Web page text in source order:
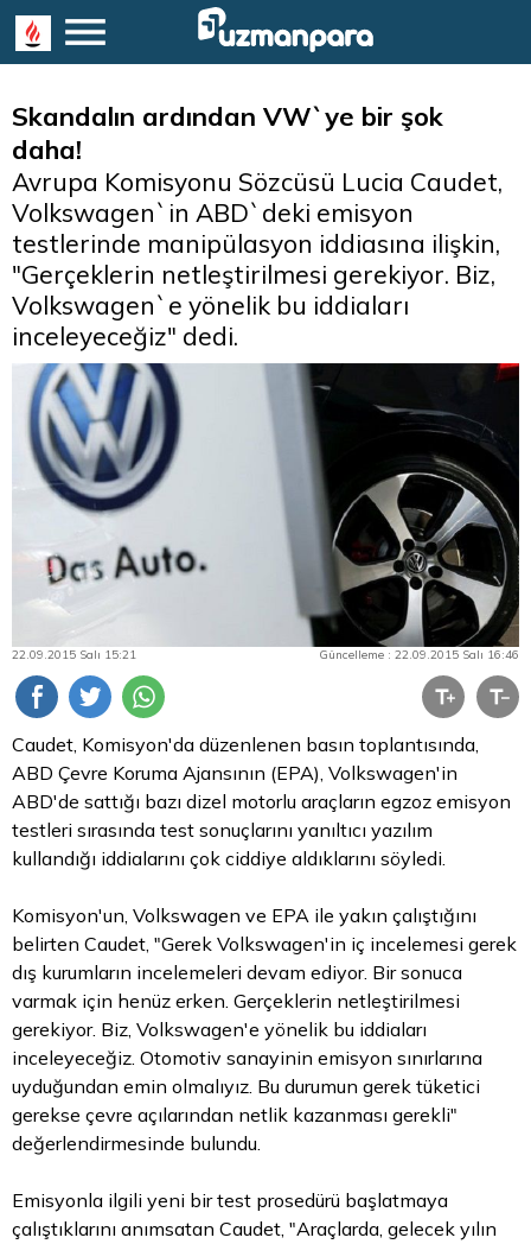
Skandalın ardından VW`ye bir şok
daha!
Avrupa Komisyonu Sözcüsü Lucia Caudet,
Volkswagen`in ABD`deki emisyon
testlerinde manipülasyon iddiasına ilişkin,
"Gerçeklerin netleştirilmesi gerekiyor. Biz,
Volkswagen`e yönelik bu iddiaları
inceleyeceğiz" dedi.
22.09.2015 Salı 15:21 Güncelleme : 22.09.2015 Salı 16:46
Caudet, Komisyon'da düzenlenen basın toplantısında,
ABD Çevre Koruma Ajansının (EPA), Volkswagen'in
ABD'de sattığı bazı dizel motorlu araçların egzoz emisyon
testleri sırasında test sonuçlarını yanıltıcı yazılım
kullandığı iddialarını çok ciddiye aldıklarını söyledi.
Komisyon'un, Volkswagen ve EPA ile yakın çalıştığını
belirten Caudet, "Gerek Volkswagen'in iç incelemesi gerek
dış kurumların incelemeleri devam ediyor. Bir sonuca
varmak için henüz erken. Gerçeklerin netleştirilmesi
gerekiyor. Biz, Volkswagen'e yönelik bu iddiaları
inceleyeceğiz. Otomotiv sanayinin emisyon sınırlarına
uyduğundan emin olmalıyız. Bu durumun gerek tüketici
gerekse çevre açılarından netlik kazanması gerekli"
değerlendirmesinde bulundu.
Emisyonla ilgili yeni bir test prosedürü başlatmaya
çalıştıklarını anımsatan Caudet, "Araçlarda, gelecek yılın